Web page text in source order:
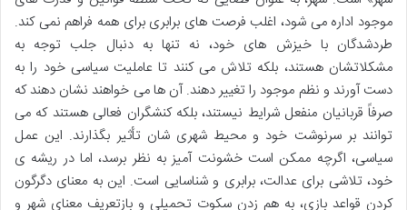
موجود اداره می شود، اغلب فرصت های برابری برای همه فراهم نمی کند.
طردشدگان با خیزش های خود، نه تنها به دنبال جلب توجه به
مشکلاتشان هستند، بلکه تلاش می کنند تا عاملیت سیاسی خود را به
دست آورند و نظم موجود را تغییر دهند. آن ها می خواهند نشان دهند که
صرفاً قربانیان منفعل شرایط نیستند، بلکه کنشگران فعالی هستند که می
توانند بر سرنوشت خود و محیط شهری شان تأثیر بگذارند. این عمل
سیاسی، اگرچه ممکن است خشونت آمیز به نظر برسد، اما در ریشه ی
خود، تلاشی برای عدالت، برابری و شناسایی است. این به معنای دگرگون
کردن قواعد بازی، به هم زدن سکوت تحمیلی و بازتعریف معنای شهر و